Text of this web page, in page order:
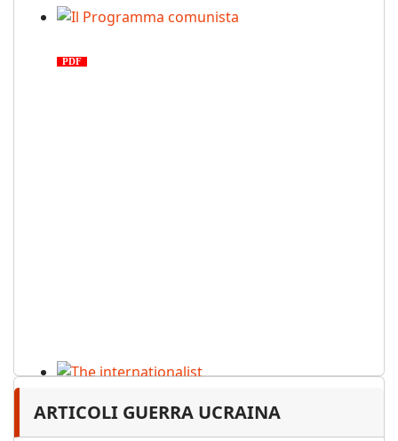
PDF
PDF n.12, 2026
ARTICOLI GUERRA UCRAINA